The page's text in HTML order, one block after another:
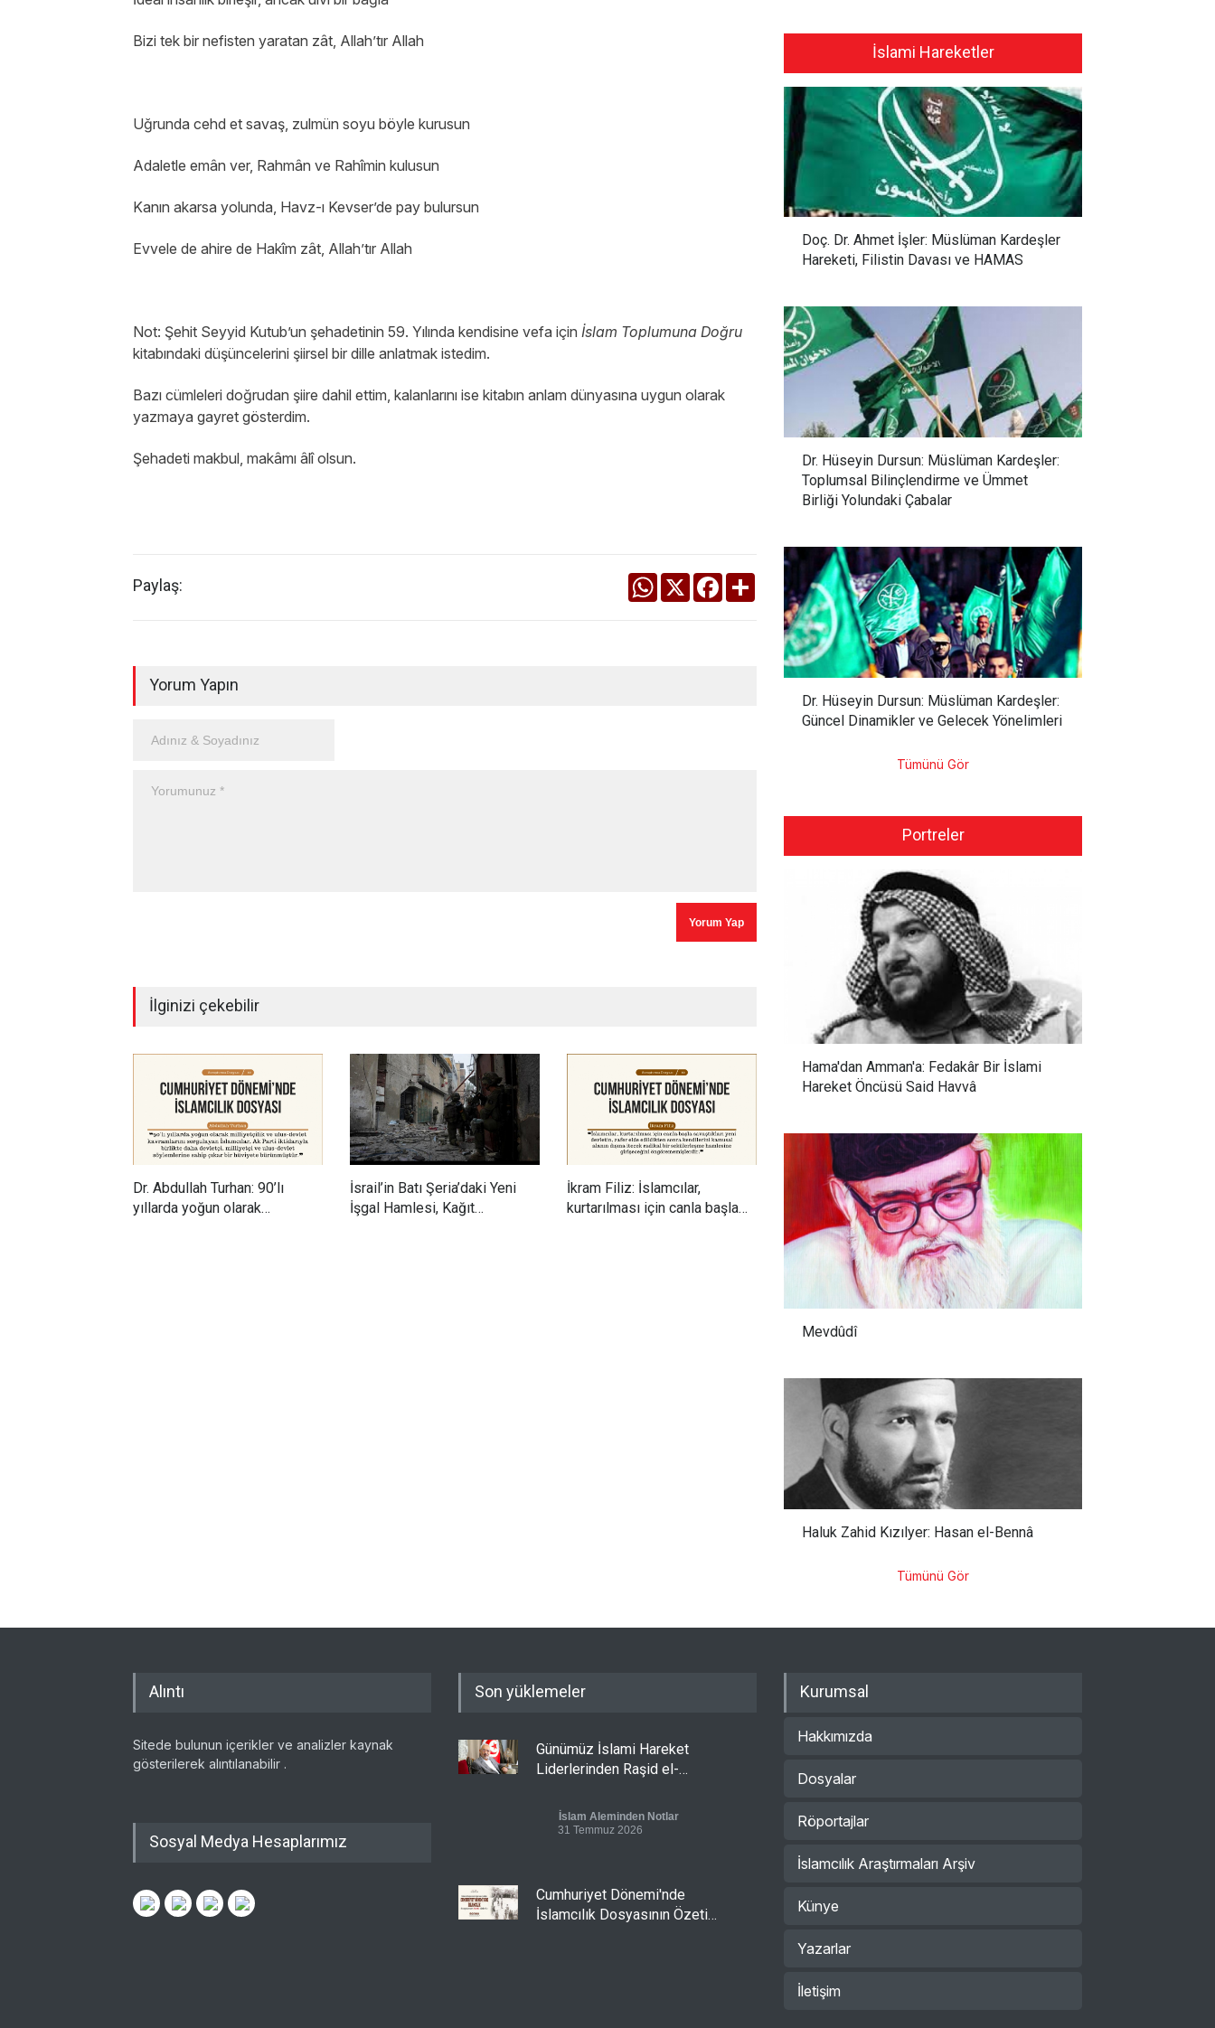
Bizi tek bir nefisten yaratan zât, Allah’tır Allah
Uğrunda cehd et savaş, zulmün soyu böyle kurusun
Adaletle emân ver, Rahmân ve Rahîmin kulusun
Kanın akarsa yolunda, Havz-ı Kevser’de pay bulursun
Evvele de ahire de Hakîm zât, Allah’tır Allah
Not: Şehit Seyyid Kutub’un şehadetinin 59. Yılında kendisine vefa için İslam Toplumuna Doğru
kitabındaki düşüncelerini şiirsel bir dille anlatmak istedim.
Bazı cümleleri doğrudan şiire dahil ettim, kalanlarını ise kitabın anlam dünyasına uygun olarak
yazmaya gayret gösterdim.
Şehadeti makbul, makâmı âlî olsun.
Paylaş: WhatsApp
X Facebook
Share
Yorum Yapın
İlginizi çekebilir
Dr. Abdullah Turhan: 90’lı
yıllarda yoğun olarak
İsrail’in Batı Şeria’daki Yeni
İşgal Hamlesi, Kağıt
İkram Filiz: İslamcılar,
kurtarılması için canla başla
Adem Ceylan: İslamcılar
dönüştürücü bir etki
üretebilecek en önemli fikrî
pozisyon olmaya devam
Prof. Dr. Mustafa Tekin:
İslamcılık gerilemenin
İslam’da değil müslümanlarda
olduğunu söylemiş;
nihayetinde İslam ile sahih bir
bağ kurulmasını önermiştir.
İslami Hareketler
Doç. Dr. Ahmet İşler: Müslüman Kardeşler
Hareketi, Filistin Davası ve HAMAS
Dr. Hüseyin Dursun: Müslüman Kardeşler:
Toplumsal Bilinçlendirme ve Ümmet
Birliği Yolundaki Çabalar
Dr. Hüseyin Dursun: Müslüman Kardeşler:
Güncel Dinamikler ve Gelecek Yönelimleri
Tümünü Gör
Portreler
Hama'dan Amman'a: Fedakâr Bir İslami
Hareket Öncüsü Said Havvâ
Mevdûdî
Haluk Zahid Kızılyer: Hasan el-Bennâ
Tümünü Gör
Alıntı
Sitede bulunun içerikler ve analizler kaynak
gösterilerek alıntılanabilir .
Sosyal Medya Hesaplarımız
Son yüklemeler
Günümüz İslami Hareket
Liderlerinden Raşid el-
Zindanlarında Ağır Tecrit
İslam Aleminden Notlar
31 Temmuz 2026
Cumhuriyet Dönemi'nde
İslamcılık Dosyasının Özeti
Kurumsal
Hakkımızda
Dosyalar
Röportajlar
İslamcılık Araştırmaları Arşiv
Künye
Yazarlar
İletişim